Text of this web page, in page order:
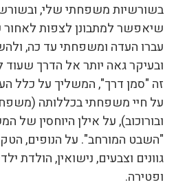
בשורשיות משפחתי שלי,
שיאפשר למתבונן לצפות
עברו העדה ומשפחתי עד כה,
ובעיקר גאה יותר אל הדרך שעוד
זה "סמן דרך", המשליך על כלל
על חיי משפחתי בכללותה
ובורוכוב), על אילן היוחסין של
"השבט המורחב". על הנופים,
גוונים וצבעים, נישואין, הולדת
ופטירה.